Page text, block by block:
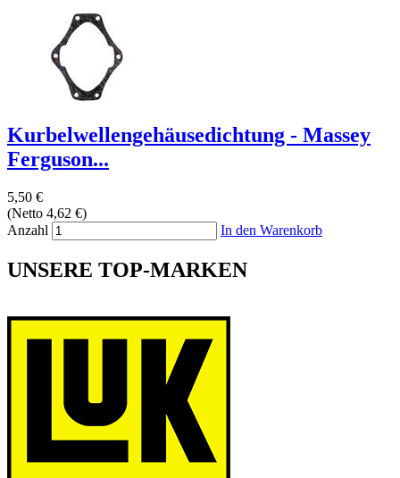
Kurbelwellengehäusedichtung - Massey
Ferguson...
5,50 €
(Netto 4,62 €)
Anzahl
In den Warenkorb
UNSERE TOP-MARKEN